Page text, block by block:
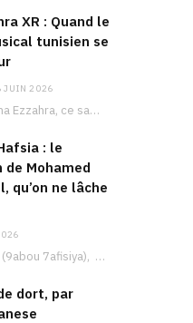
XR : Quand le
tunisien se
JUIN 2026
Le palais d’Ennejma Ezzahra, ce sanctuaire de la musique tunisienne et méditerranéenne construit par le…
: le
Mohamed
qu’on ne lâche
Le cave de Hafisa (9abou 7afisiya), premier roman du journaliste tunisien Mohamed Amine Ben Hlel,…
dort, par